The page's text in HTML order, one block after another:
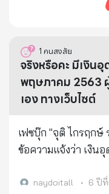
1 คนสงสัย
จริงหรือคะ มีเงิน
พฤษภาคม 2563
เอง ทางเว็บไซต์
เฟซบุ๊ก "จุติ ไกรฤก
ข้อความแจ้งว่า เงิน
พฤษภาคม 2563 ส่ง
naydoitall • 6 ปีที่